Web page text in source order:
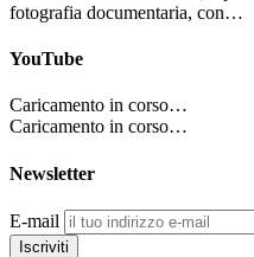
fotografia documentaria, con…
YouTube
Caricamento in corso…
Caricamento in corso…
Newsletter
E-mail